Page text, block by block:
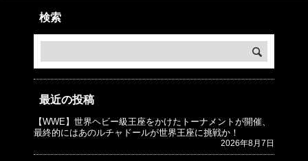
検索
最近の投稿
【WWE】世界ヘビー級王座をかけたトーナメントが開催、
最終的にはあのルチャドールが世界王座に挑戦か！
2026年8月7日
© プロレスJunkie ～WWEの最新情報 USA～